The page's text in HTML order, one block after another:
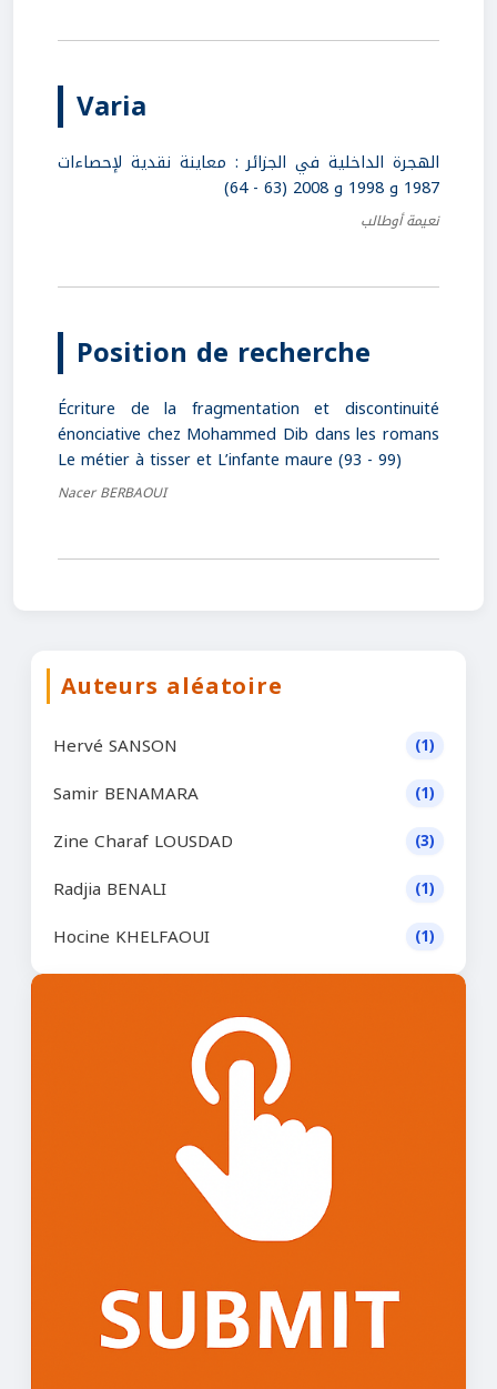
Varia
الهجرة الداخلية في الجزائر : معاينة نقدية لإحصاءات
1987 و 1998 و 2008 (63 - 64)
نعيمة أوطالب
Position de recherche
Écriture de la fragmentation et discontinuité
énonciative chez Mohammed Dib dans les romans
Le métier à tisser et L’infante maure (93 - 99)
Nacer BERBAOUI
Auteurs aléatoire
Hervé SANSON (1)
Samir BENAMARA (1)
Zine Charaf LOUSDAD (3)
Radjia BENALI (1)
Hocine KHELFAOUI (1)